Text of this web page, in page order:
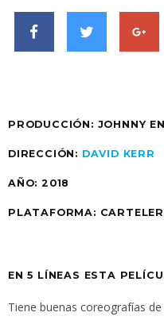
PRODUCCIÓN: JOHNNY
DIRECCIÓN: DAVID KERR
AÑO: 2018
PLATAFORMA:
EN 5 LÍNEAS ESTA
Tiene buenas coreografías